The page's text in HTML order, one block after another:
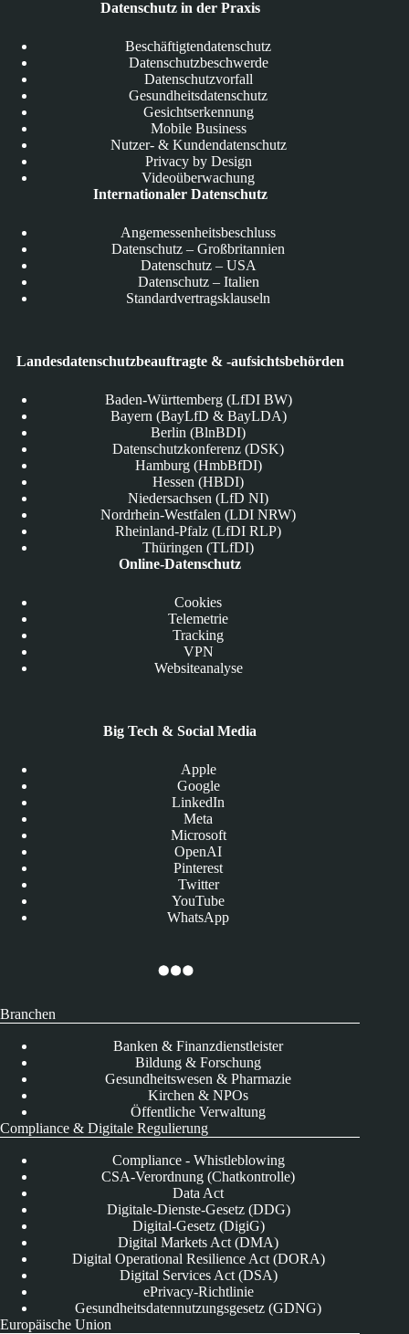
Datenschutz in der Praxis
Beschäftigtendatenschutz
Datenschutzbeschwerde
Datenschutzvorfall
Gesundheitsdatenschutz
Gesichtserkennung
Mobile Business
Nutzer- & Kundendatenschutz
Privacy by Design
Videoüberwachung
Internationaler Datenschutz
Angemessenheitsbeschluss
Datenschutz – Großbritannien
Datenschutz – USA
Datenschutz – Italien
Standardvertragsklauseln
Landesdatenschutzbeauftragte & -aufsichtsbehörden
Baden-Württemberg (LfDI BW)
Bayern (BayLfD & BayLDA)
Berlin (BlnBDI)
Datenschutzkonferenz (DSK)
Hamburg (HmbBfDI)
Hessen (HBDI)
Niedersachsen (LfD NI)
Nordrhein-Westfalen (LDI NRW)
Rheinland-Pfalz (LfDI RLP)
Thüringen (TLfDI)
Online-Datenschutz
Cookies
Telemetrie
Tracking
VPN
Websiteanalyse
Big Tech & Social Media
Apple
Google
LinkedIn
Meta
Microsoft
OpenAI
Pinterest
Twitter
YouTube
WhatsApp
Branchen
Banken & Finanzdienstleister
Bildung & Forschung
Gesundheitswesen & Pharmazie
Kirchen & NPOs
Öffentliche Verwaltung
Compliance & Digitale Regulierung
Compliance - Whistleblowing
CSA-Verordnung (Chatkontrolle)
Data Act
Digitale-Dienste-Gesetz (DDG)
Digital-Gesetz (DigiG)
Digital Markets Act (DMA)
Digital Operational Resilience Act (DORA)
Digital Services Act (DSA)
ePrivacy-Richtlinie
Gesundheitsdatennutzungsgesetz (GDNG)
Europäische Union